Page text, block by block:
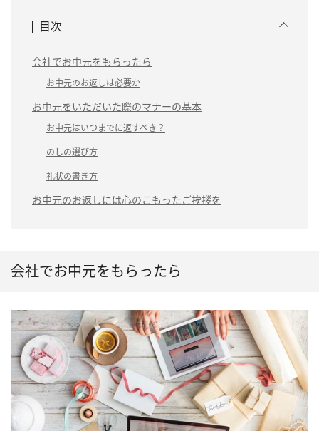
目次
会社でお中元をもらったら
お中元のお返しは必要か
お中元をいただいた際のマナーの基本
お中元はいつまでに返すべき？
のしの選び方
礼状の書き方
お中元のお返しには心のこもったご挨拶を
会社でお中元をもらったら